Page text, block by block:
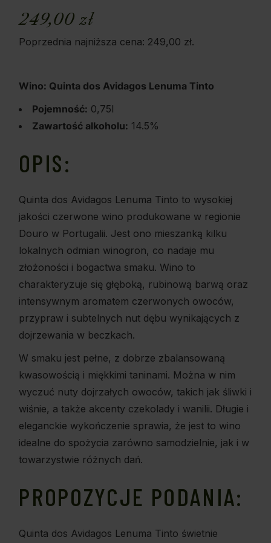
249,00zł
Poprzednia najniższa cena: 249,00 zł.
Wino: Quinta dos Avidagos Lenuma Tinto
Pojemność: 0,75l
Zawartość alkoholu: 14.5%
OPIS:
Quinta dos Avidagos Lenuma Tinto to wysokiej
jakości czerwone wino produkowane w regionie
Douro w Portugalii. Jest ono mieszanką kilku
lokalnych odmian winogron, co nadaje mu
złożoności i bogactwa smaku. Wino to
charakteryzuje się głęboką, rubinową barwą oraz
intensywnym aromatem czerwonych owoców,
przypraw i subtelnych nut dębu wynikających z
dojrzewania w beczkach.
W smaku jest pełne, z dobrze zbalansowaną
kwasowością i miękkimi taninami. Można w nim
wyczuć nuty dojrzałych owoców, takich jak śliwki i
wiśnie, a także akcenty czekolady i wanilii. Długie i
eleganckie wykończenie sprawia, że jest to wino
idealne do spożycia zarówno samodzielnie, jak i w
towarzystwie różnych dań.
PROPOZYCJE PODANIA:
Quinta dos Avidagos Lenuma Tinto świetnie